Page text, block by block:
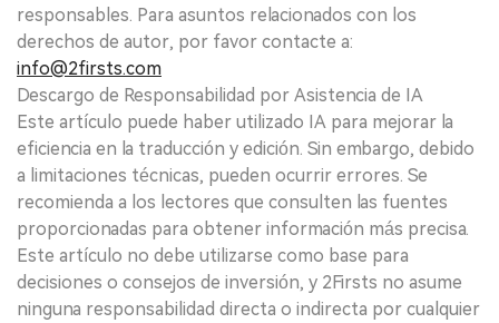
responsables. Para asuntos relacionados con los
derechos de autor, por favor contacte a:
info@2firsts.com
Descargo de Responsabilidad por Asistencia de IA
Este artículo puede haber utilizado IA para mejorar la
eficiencia en la traducción y edición. Sin embargo, debido
a limitaciones técnicas, pueden ocurrir errores. Se
recomienda a los lectores que consulten las fuentes
proporcionadas para obtener información más precisa.
Este artículo no debe utilizarse como base para
decisiones o consejos de inversión, y 2Firsts no asume
ninguna responsabilidad directa o indirecta por cualquier